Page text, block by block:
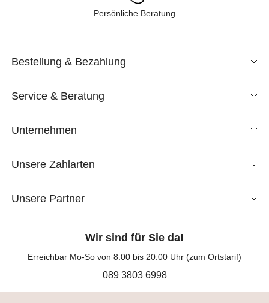
Persönliche Beratung
Bestellung & Bezahlung
Service & Beratung
Unternehmen
Unsere Zahlarten
Unsere Partner
Wir sind für Sie da!
Erreichbar Mo-So von 8:00 bis 20:00 Uhr (zum Ortstarif)
089 3803 6998